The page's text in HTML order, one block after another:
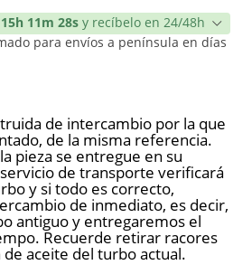
15h 11m 28s y recíbelo en 24/48h
para envíos a península en días
de intercambio por la que
de la misma referencia.
pieza se entregue en su
de transporte verificará
y si todo es correcto,
de inmediato, es decir,
antiguo y entregaremos el
Recuerde retirar racores
aceite del turbo actual.